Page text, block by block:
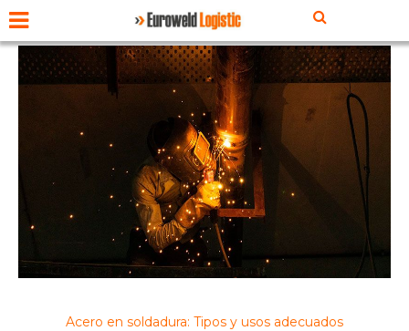
Acero en soldadura: Tipos y usos adecuados